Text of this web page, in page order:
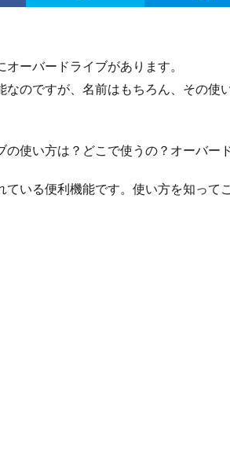
オーバードライブがあります。
なのですが、名前はもちろん、その使
の使い方は？どこで使うの？オーバー
ている便利機能です。使い方を知って